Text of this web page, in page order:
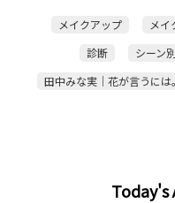
メイクアップ メイ
診断
シーン
田中みな実｜花が言うには。
Today's